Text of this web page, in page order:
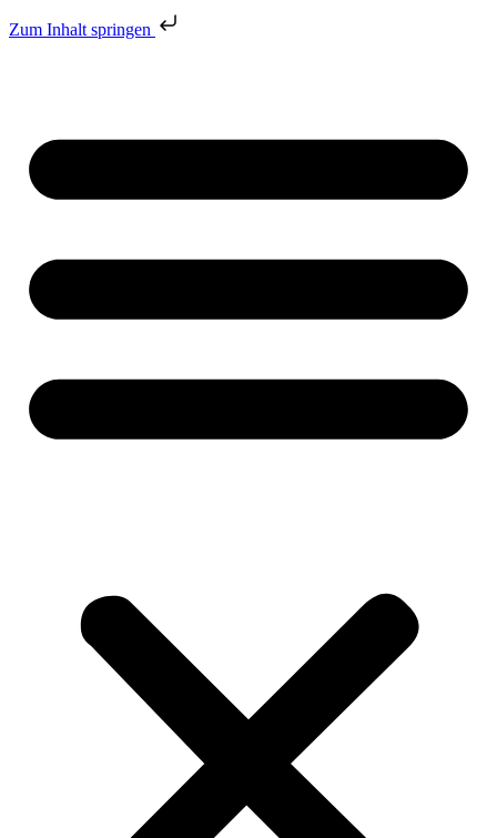
Zum Inhalt springen